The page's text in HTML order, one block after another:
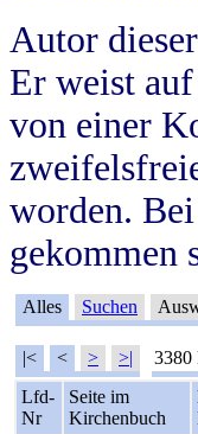
Autor
Er weist
von einer
worden.
gekommen
Alles Suchen
|< < > >| 3380
Lfd-
Nr
Seite im
Kirchenbuch